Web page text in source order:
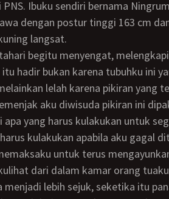
Ibuku sendiri bernama
dengan postur tinggi 163 cm
langsat.
itu hadir bukan karena tubuhku ini
lelah karena pikiran yang
aku diwisuda pikiran ini
yang harus kulakukan untuk
kulakukan apabila aku gagal
dari dalam kamar orang
menjadi lebih sejuk, seketika itu